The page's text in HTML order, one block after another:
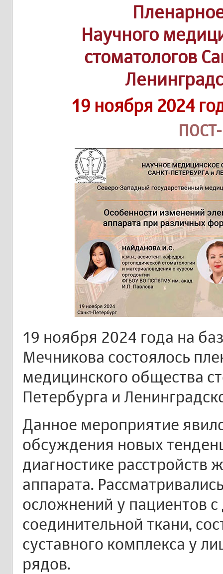
Научного
стоматологов
19 ноября 2024
19 ноября 2024 года на
Мечникова состоялось
медицинского общества
Петербурга и
Данное мероприятие
обсуждения новых
диагностике расстройств
аппарата.
осложнений у пациентов с
соединительной ткани,
суставного комплекса у
рядов.